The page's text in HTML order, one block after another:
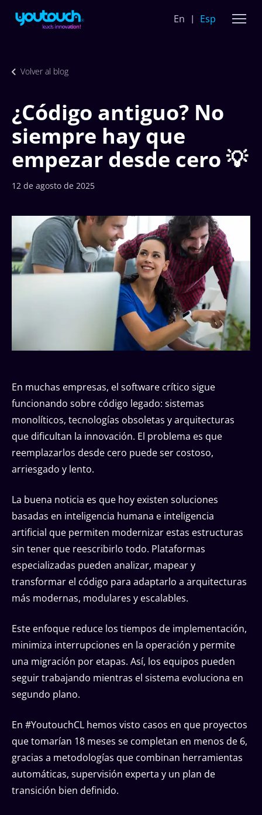
En Esp
Volver al blog
¿Código antiguo? No
siempre hay que
empezar desde cero 💡
12 de agosto de 2025
En muchas empresas, el software crítico sigue
funcionando sobre código legado: sistemas
monolíticos, tecnologías obsoletas y arquitecturas
que dificultan la innovación. El problema es que
reemplazarlos desde cero puede ser costoso,
arriesgado y lento.
La buena noticia es que hoy existen soluciones
basadas en inteligencia humana e inteligencia
artificial que permiten modernizar estas estructuras
sin tener que reescribirlo todo. Plataformas
especializadas pueden analizar, mapear y
transformar el código para adaptarlo a arquitecturas
más modernas, modulares y escalables.
Este enfoque reduce los tiempos de implementación,
minimiza interrupciones en la operación y permite
una migración por etapas. Así, los equipos pueden
seguir trabajando mientras el sistema evoluciona en
segundo plano.
En #YoutouchCL hemos visto casos en que proyectos
que tomarían 18 meses se completan en menos de 6,
gracias a metodologías que combinan herramientas
automáticas, supervisión experta y un plan de
transición bien definido.